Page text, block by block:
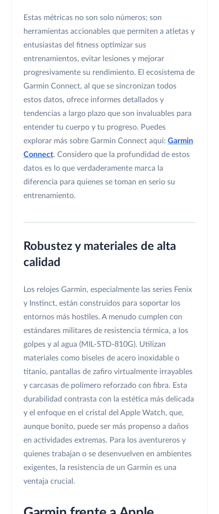
Estas métricas no son solo números; son
herramientas accionables que permiten a atletas y
entusiastas del fitness optimizar sus
entrenamientos, evitar lesiones y mejorar
progresivamente su rendimiento. El ecosistema de
Garmin Connect, al que se sincronizan todos
estos datos, ofrece informes detallados y
tendencias a largo plazo que son invaluables para
entender tu cuerpo y tu progreso. Puedes
explorar más sobre Garmin Connect aquí: Garmin
Connect. Considero que la profundidad de estos
datos es lo que verdaderamente marca la
diferencia para quienes se toman en serio su
entrenamiento.
Robustez y materiales de alta
calidad
Los relojes Garmin, especialmente las series Fenix
y Instinct, están construidos para soportar los
entornos más hostiles. A menudo cumplen con
estándares militares de resistencia térmica, a los
golpes y al agua (MIL-STD-810G). Utilizan
materiales como biseles de acero inoxidable o
titanio, pantallas de zafiro virtualmente irrayables
y carcasas de polímero reforzado con fibra. Esta
durabilidad contrasta con la estética más delicada
y el enfoque en el cristal del Apple Watch, que,
aunque bonito, puede ser más propenso a daños
en actividades extremas. Para los aventureros y
quienes trabajan o se desenvuelven en ambientes
exigentes, la resistencia de un Garmin es una
ventaja crucial.